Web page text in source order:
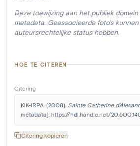
Deze toewijzing aan het publiek
metadata. Geassocieerde foto's
auteursrechtelijke status hebben.
HOE TE CITEREN
Citering
KIK-IRPA. (2008). Sainte Catherine
metadata]. https://hdl.handle.net/
Citering kopiëren